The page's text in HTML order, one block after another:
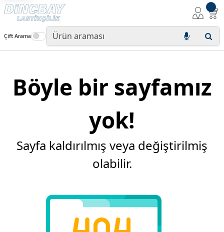
Çift Arama
Böyle bir sayfamız
yok!
Sayfa kaldırılmış veya değiştirilmiş
olabilir.